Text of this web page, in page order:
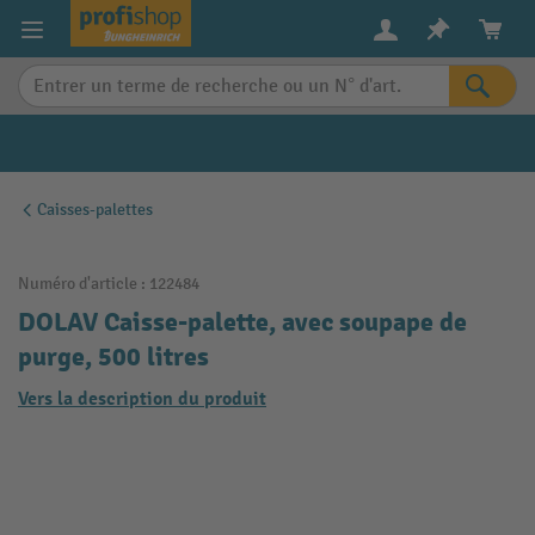
content
Caisses-palettes
Numéro d'article : 122484
DOLAV Caisse-palette, avec soupape de
purge, 500 litres
Vers la description du produit